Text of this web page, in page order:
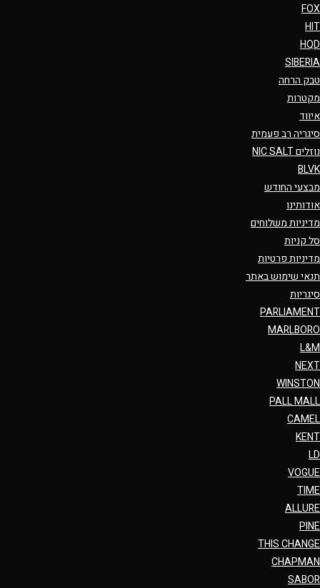
FOX
HIT
HQD
SIBERIA
טבק הרחה
מקטרות
איווד
סיגריה רב פעמית
נוזלים NIC SALT
BLVK
מבצעי החודש
אודותינו
מדיניות משלוחים
סל קניות
מדיניות פרטיות
תנאי שימוש באתר
סיגריות
PARLIAMENT
MARLBORO
L&M
NEXT
WINSTON
PALL MALL
CAMEL
KENT
LD
VOGUE
TIME
ALLURE
PINE
THIS CHANGE
CHAPMAN
SABOR